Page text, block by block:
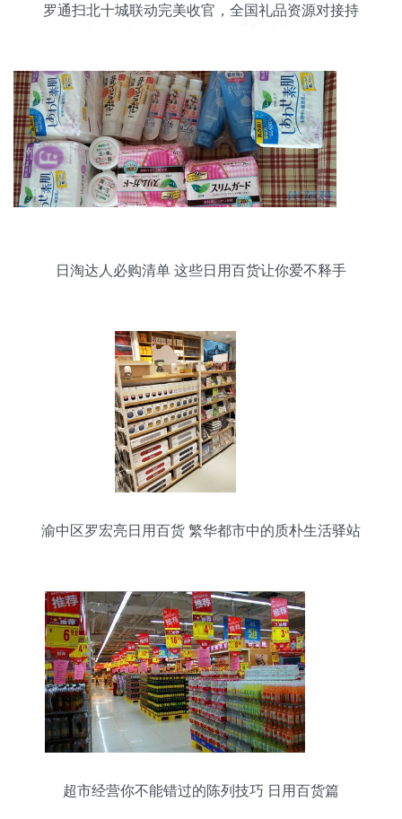
罗通扫北十城联动完美收官，全国礼品资源对接持
日淘达人必购清单 这些日用百货让你爱不释手
渝中区罗宏亮日用百货 繁华都市中的质朴生活驿站
超市经营你不能错过的陈列技巧 日用百货篇